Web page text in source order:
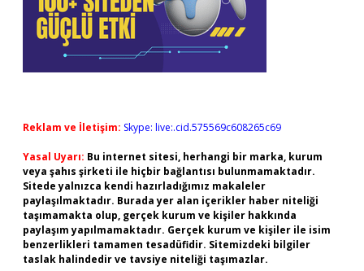
Reklam ve İletişim: Skype: live:.cid.575569c608265c69
Yasal Uyarı: Bu internet sitesi, herhangi bir marka, kurum
veya şahıs şirketi ile hiçbir bağlantısı bulunmamaktadır.
Sitede yalnızca kendi hazırladığımız makaleler
paylaşılmaktadır. Burada yer alan içerikler haber niteliği
taşımamakta olup, gerçek kurum ve kişiler hakkında
paylaşım yapılmamaktadır. Gerçek kurum ve kişiler ile isim
benzerlikleri tamamen tesadüfidir. Sitemizdeki bilgiler
taslak halindedir ve tavsiye niteliği taşımazlar.